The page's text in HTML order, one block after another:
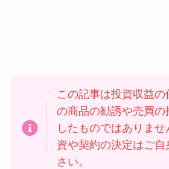
この記事は投資収益の
の商品の勧誘や売買の
したものではありま
資や契約の決定はご
さい。